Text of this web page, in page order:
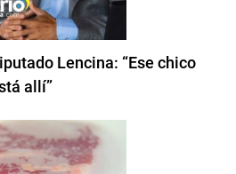
Lencina: “Ese chico
allí”